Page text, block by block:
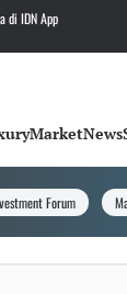
di IDN App
MarketNews
Forum